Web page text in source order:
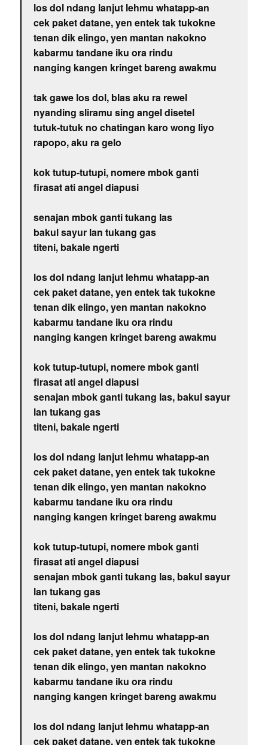
los dol ndang lanjut lehmu whatapp-an
cek paket datane, yen entek tak tukokne
tenan dik elingo, yen mantan nakokno
kabarmu tandane iku ora rindu
nanging kangen kringet bareng awakmu
tak gawe los dol, blas aku ra rewel
nyanding sliramu sing angel disetel
tutuk-tutuk no chatingan karo wong liyo
rapopo, aku ra gelo
kok tutup-tutupi, nomere mbok ganti
firasat ati angel diapusi
senajan mbok ganti tukang las
bakul sayur lan tukang gas
titeni, bakale ngerti
los dol ndang lanjut lehmu whatapp-an
cek paket datane, yen entek tak tukokne
tenan dik elingo, yen mantan nakokno
kabarmu tandane iku ora rindu
nanging kangen kringet bareng awakmu
kok tutup-tutupi, nomere mbok ganti
firasat ati angel diapusi
senajan mbok ganti tukang las, bakul sayur
lan tukang gas
titeni, bakale ngerti
los dol ndang lanjut lehmu whatapp-an
cek paket datane, yen entek tak tukokne
tenan dik elingo, yen mantan nakokno
kabarmu tandane iku ora rindu
nanging kangen kringet bareng awakmu
kok tutup-tutupi, nomere mbok ganti
firasat ati angel diapusi
senajan mbok ganti tukang las, bakul sayur
lan tukang gas
titeni, bakale ngerti
los dol ndang lanjut lehmu whatapp-an
cek paket datane, yen entek tak tukokne
tenan dik elingo, yen mantan nakokno
kabarmu tandane iku ora rindu
nanging kangen kringet bareng awakmu
los dol ndang lanjut lehmu whatapp-an
cek paket datane, yen entek tak tukokne